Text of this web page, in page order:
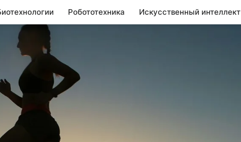
Робототехника Искусственный интеллект